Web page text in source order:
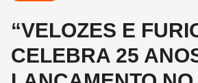
“VELOZES E
CELEBRA 25